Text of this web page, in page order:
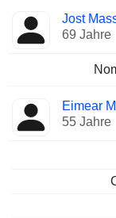
Jost
69 Jahre
Eimear
55 Jahre